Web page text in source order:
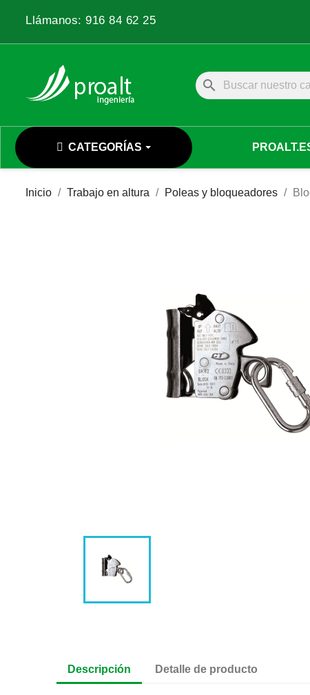
Llámanos:916 84 62 25
search
CATEGORÍAS
Inicio Trabajo en altura Poleas y bloqueadores
Descripción Detalle de producto